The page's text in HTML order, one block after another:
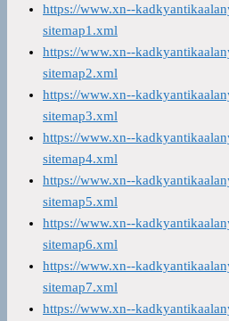
https://www.xn--
sitemap1.xml
https://www.xn--
sitemap2.xml
https://www.xn--
sitemap3.xml
https://www.xn--
sitemap4.xml
https://www.xn--
sitemap5.xml
https://www.xn--
sitemap6.xml
https://www.xn--
sitemap7.xml
https://www.xn--